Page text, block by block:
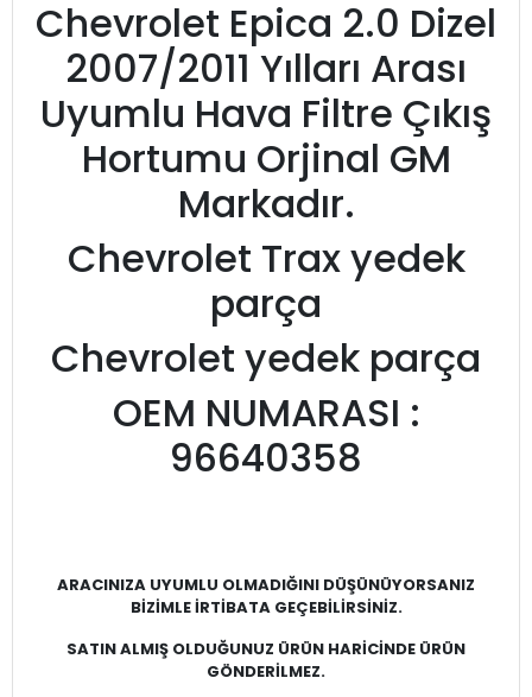
Chevrolet Epica 2.0 Dizel
2007/2011 Yılları Arası
Uyumlu Hava Filtre Çıkış
Hortumu Orjinal GM
Markadır.
Chevrolet Trax yedek
parça
Chevrolet yedek parça
OEM NUMARASI :
96640358
ARACINIZA UYUMLU OLMADIĞINI DÜŞÜNÜYORSANIZ
BİZİMLE İRTİBATA GEÇEBİLİRSİNİZ.
SATIN ALMIŞ OLDUĞUNUZ ÜRÜN HARİCİNDE ÜRÜN
GÖNDERİLMEZ.